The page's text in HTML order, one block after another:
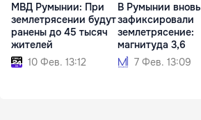
МВД Румынии: При
землетрясении будут
ранены до 45 тысяч
жителей
10 Фев. 13:12
В Румынии вновь
зафиксировали
землетрясение:
магнитуда 3,6
7 Фев. 13:09